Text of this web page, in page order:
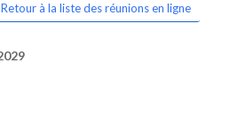
Retour à la liste des réunions en ligne